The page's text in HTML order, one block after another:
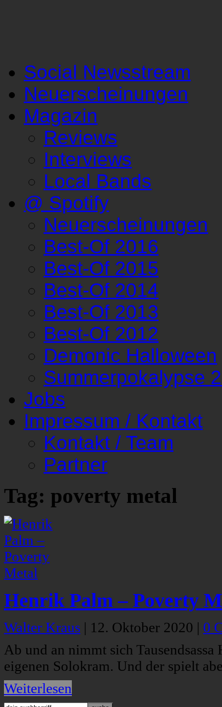
Social Newsstream
Neuerscheinungen
Magazin
Reviews
Interviews
Local Bands
@ Spotify
Neuerscheinungen
Best-Of 2016
Best-Of 2015
Best-Of 2014
Best-Of 2013
Best-Of 2012
Demonic Halloween
Summerpokalypse
Jobs
Impressum / Kontakt
Kontakt / Team
Partner
Tag: poverty metal
Henrik Palm – Poverty
Walter Kraus | 12. Oktober 2020 | 0
Ab und an nimmt sich
eigenen Solokram. Und der spielt
Weiterlesen